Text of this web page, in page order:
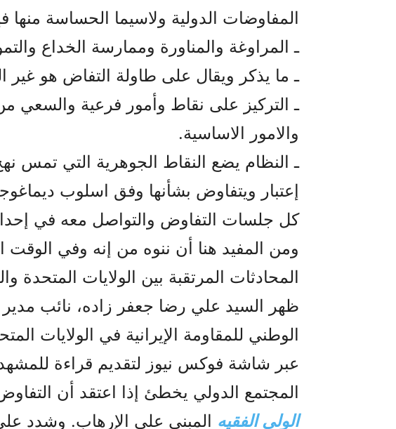
المفاوضات الدولية ولاسيما الحساسة منها
ـ المراوغة والمناورة وممارسة الخداع
ـ ما يذکر ويقال على طاولة التفاض هو غير
ـ الترکيز على نقاط وأمور فرعية والسعي
والامور الاساسية.
ـ النظام يضع النقاط الجوهرية التي تمس
إعتبار ويتفاوض بشأنها وفق اسلوب
کل جلسات التفاوض والتواصل معه في
ومن المفيد هنا أن ننوه من إنه وفي الوقت
المحادثات المرتقبة بين الولايات المتحدة
ظهر السيد علي رضا جعفر زاده، نائب
الوطني للمقاومة الإيرانية في الولايات
عبر شاشة فوكس نيوز لتقديم قراءة
المجتمع الدولي يخطئ إذا اعتقد أن
الولي الفقيه المبني على الإرهاب. وشدد